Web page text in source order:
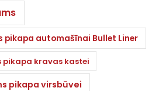
pikapa automašīnai Bullet Liner
kravas kastei
pikapa virsbūvei